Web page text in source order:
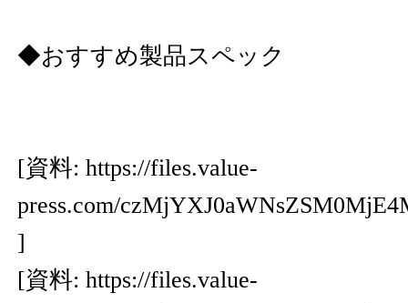
◆おすすめ製品スペック
[資料: https://files.value-
press.com/
]
[資料: https://files.value-